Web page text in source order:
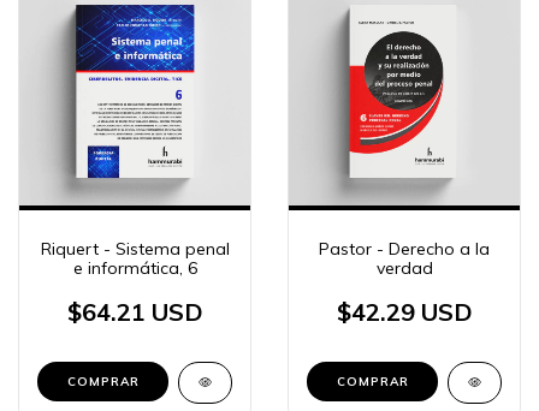
Riquert - Sistema penal
e informática, 6
$64.21 USD
COMPRAR
Pastor - Derecho a la
verdad
$42.29 USD
COMPRAR